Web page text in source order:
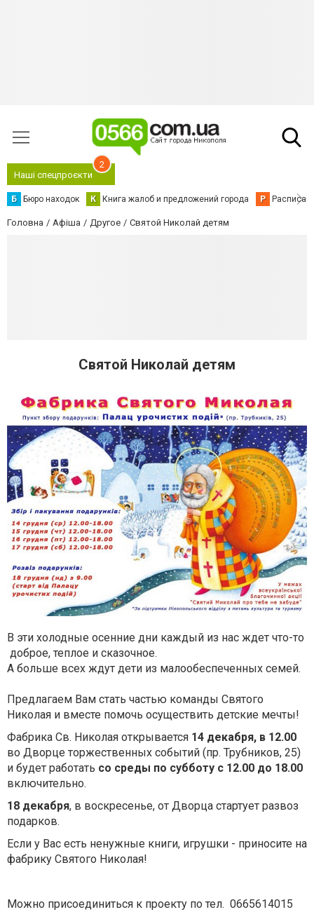
Наші спецпроєкти
2
Б Бюро находок К Книга жалоб и предложений города Р
Головна Афіша Другое Святой Николай детям
Святой Николай детям
В эти холодные осенние дни каждый из нас ждет что-то
доброе, теплое и сказочное.
А больше всех ждут дети из малообеспеченных семей.
Предлагаем Вам стать частью команды Святого
Николая и вместе помочь осуществить детские мечты!
Фабрика Св. Николая открывается 14 декабря, в 12.00
во Дворце торжественных событий (пр. Трубников, 25)
и будет работать со среды по субботу с 12.00 до 18.00
включительно.
18 декабря, в воскресенье, от Дворца стартует развоз
подарков.
Если у Вас есть ненужные книги, игрушки - приносите на
фабрику Святого Николая!
Можно присоединиться к проекту по тел. 0665614015